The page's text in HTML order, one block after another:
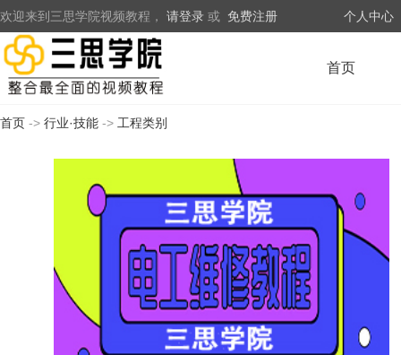
欢迎来到三思学院视频教程， 请登录 或 免费注册 个人中心
首页
首页 -> 行业·技能 -> 工程类别